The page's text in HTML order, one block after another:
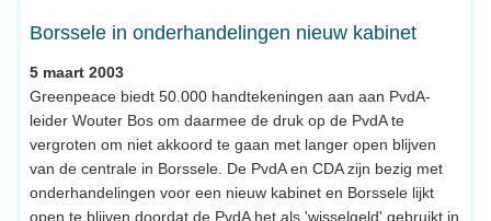
Borssele in onderhandelingen nieuw kabinet
5 maart 2003
Greenpeace biedt 50.000 handtekeningen aan aan PvdA-
leider Wouter Bos om daarmee de druk op de PvdA te
vergroten om niet akkoord te gaan met langer open blijven
van de centrale in Borssele. De PvdA en CDA zijn bezig met
onderhandelingen voor een nieuw kabinet en Borssele lijkt
open te blijven doordat de PvdA het als 'wisselgeld' gebruikt in